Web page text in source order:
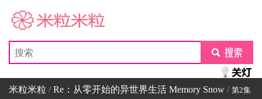
米粒米粒
submit
米粒米粒 /Re：从零开始的异世界生活 Memory Snow / 第2集